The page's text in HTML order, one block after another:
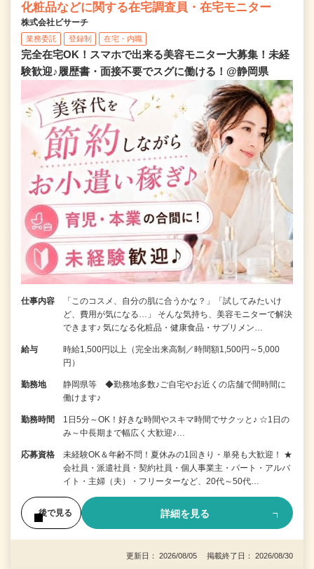
化粧品などに関する在宅調査員・在宅モニター
株式会社ビサーチ
業務委託 登録制 在宅・内職
完全在宅OK！スマホで出来る美容モニター大募集！未経
験歓迎♪履歴書・面接不要でスグに働ける！@静岡県
仕事内容
「このコスメ、自分の肌に合うかな？」「試してみたいけ
ど、費用が気になる…」 そんな気持ち、美容モニターで解決
できます♪ 気になる化粧品・健康食品・サプリメン…
給与
時給1,500円以上（完全出来高制／時間額1,500円～5,000
円）
勤務地
静岡県等 ◆勤務地多数♪ご自宅やお近くの店舗で間時間に
働けます♪
勤務時間
1日5分～OK！好きな時間やスキマ時間でサクッと♪ ☆1日の
み～中長期まで幅広く大歓迎♪…
応募資格
未経験OK＆年齢不問！夏休みの1回きり・単発も大歓迎！ ★
会社員・派遣社員・契約社員・個人事業主・パート・アルバ
イト・主婦（夫）・フリーターなど、20代～50代…
後で見る 詳細を見る
更新日： 2026/08/05 掲載終了日： 2026/08/30